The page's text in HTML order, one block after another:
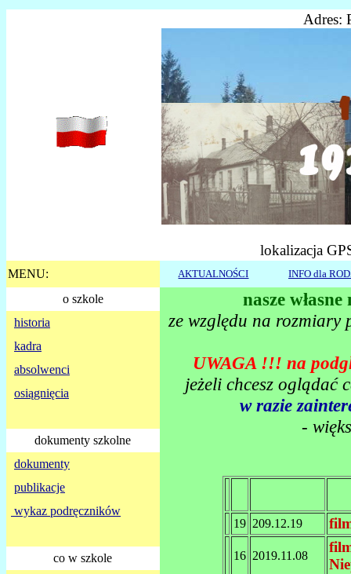
Adres:
lokalizacja
MENU: AKTUALNOŚCI INFO dla
o szkole
nasze
ze względu na
UWAGA !!! na
jeżeli chcesz oglądać
w razie
-
19 209.12.19
16 2019.11.08
historia
kadra
absolwenci
osiągnięcia
dokumenty szkolne
dokumenty
publikacje
wykaz podręczników
co w szkole